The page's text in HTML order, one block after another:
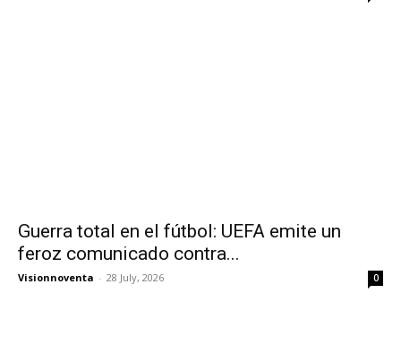
Guerra total en el fútbol: UEFA emite un
feroz comunicado contra...
Visionnoventa - 28 July, 2026 0